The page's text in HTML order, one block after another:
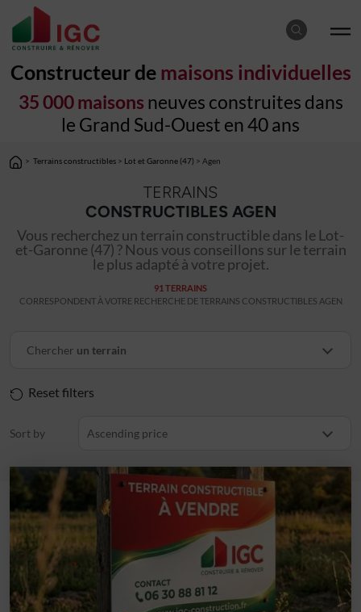
Constructeur de maisons individuelles
35 000 maisons neuves construites dans
le Grand Sud-Ouest en 40 ans
> Terrains constructibles > Lot et Garonne (47) > Agen
TERRAINS
CONSTRUCTIBLES AGEN
Vous recherchez un terrain constructible dans le Lot-
et-Garonne (47) ? Nous vous conseillons sur le terrain
le plus adapté à votre projet.
91 TERRAINS
CORRESPONDENT À VOTRE RECHERCHE DE TERRAINS CONSTRUCTIBLES AGEN
Chercher un terrain
Reset filters
Sort by Ascending price